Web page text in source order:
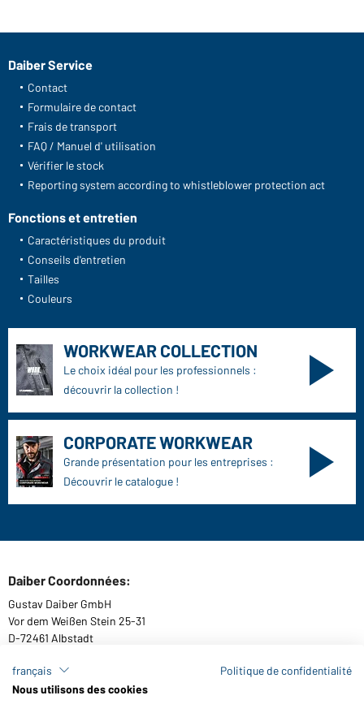
Daiber Service
Contact
Formulaire de contact
Frais de transport
FAQ / Manuel d' utilisation
Vérifier le stock
Reporting system according to whistleblower protection act
Fonctions et entretien
Caractéristiques du produit
Conseils d'entretien
Tailles
Couleurs
WORKWEAR COLLECTION
Le choix idéal pour les professionnels :
découvrir la collection !
CORPORATE WORKWEAR
Grande présentation pour les entreprises :
Découvrir le catalogue !
Daiber Coordonnées:
Gustav Daiber GmbH
Vor dem Weißen Stein 25-31
D-72461 Albstadt
français
Politique de confidentialité
Nous utilisons des cookies